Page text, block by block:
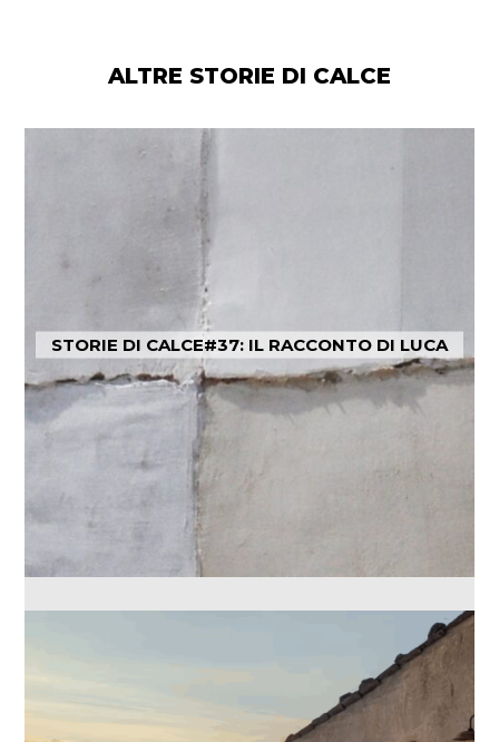
ALTRE STORIE DI CALCE
STORIE DI CALCE#37: IL RACCONTO DI LUCA